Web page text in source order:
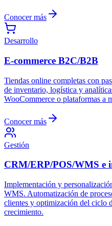
Conocer más
Desarrollo
E-commerce B2C/B2B
Tiendas online completas con
de inventario, logística y
WooCommerce o plataformas a
Conocer más
Gestión
CRM/ERP/POS/WMS e
Implementación y
WMS. Automatización de
clientes y optimización del ciclo
crecimiento.